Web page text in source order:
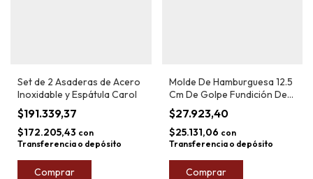
Set de 2 Asaderas de Acero
Inoxidable y Espátula Carol
$191.339,37
$172.205,43 con
Transferencia o depósito
Comprar
Molde De Hamburguesa 12.5
Cm De Golpe Fundición De
Hierro
$27.923,40
$25.131,06 con
Transferencia o depósito
Comprar